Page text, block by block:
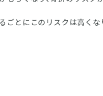
ごとにこのリスクは高くな